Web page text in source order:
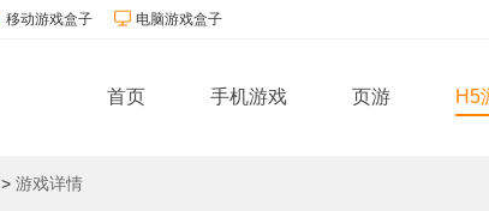
移动游戏盒子 电脑游戏盒子
首页 手机游戏 页游 H5
> 游戏详情